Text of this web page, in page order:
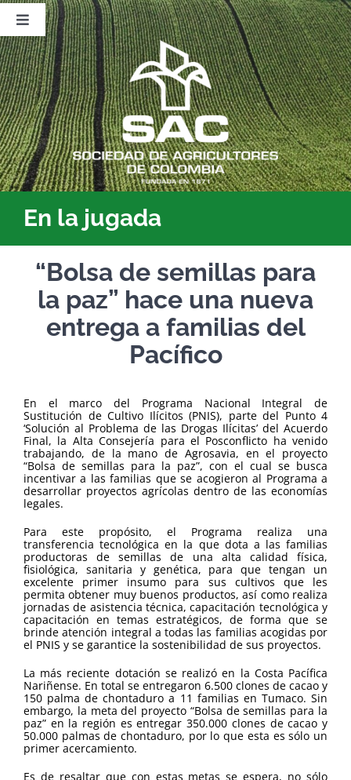
Saltar
contenido
Toggle
Navigation
Nosotros
Publicaciones
Sala de Prensa
Eventos
En la jugada
“Bolsa de semillas para
la paz” hace una nueva
entrega a familias del
Pacífico
En el marco del Programa Nacional Integral de
Sustitución de Cultivo Ilícitos (PNIS), parte del Punto 4
‘Solución al Problema de las Drogas Ilícitas’ del Acuerdo
Final, la Alta Consejería para el Posconflicto ha venido
trabajando, de la mano de Agrosavia, en el proyecto
“Bolsa de semillas para la paz”, con el cual se busca
incentivar a las familias que se acogieron al Programa a
desarrollar proyectos agrícolas dentro de las economías
legales.
Para este propósito, el Programa realiza una
transferencia tecnológica en la que dota a las familias
productoras de semillas de una alta calidad física,
fisiológica, sanitaria y genética, para que tengan un
excelente primer insumo para sus cultivos que les
permita obtener muy buenos productos, así como realiza
jornadas de asistencia técnica, capacitación tecnológica y
capacitación en temas estratégicos, de forma que se
brinde atención integral a todas las familias acogidas por
el PNIS y se garantice la sostenibilidad de sus proyectos.
La más reciente dotación se realizó en la Costa Pacífica
Nariñense. En total se entregaron 6.500 clones de cacao y
150 palma de chontaduro a 11 familias en Tumaco. Sin
embargo, la meta del proyecto “Bolsa de semillas para la
paz” en la región es entregar 350.000 clones de cacao y
50.000 palmas de chontaduro, por lo que esta es sólo un
primer acercamiento.
Es de resaltar que con estas metas se espera, no sólo